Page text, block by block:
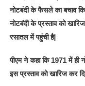
नोटबंदी के फैसले का बचाव
नोटबंदी के प्रस्ताव को
रसातल में पहुंची है|
पीएम ने कहा कि 1971 में ही
इस प्रस्ताव को खारिज कर